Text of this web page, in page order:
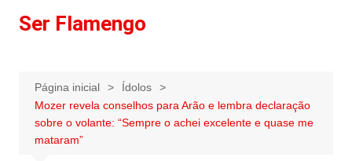
paraSer Flamengo
Página inicial
Ídolos
Mozer revela conselhos para Arão e lembra declaração
sobre o volante: “Sempre o achei excelente e quase me
mataram”